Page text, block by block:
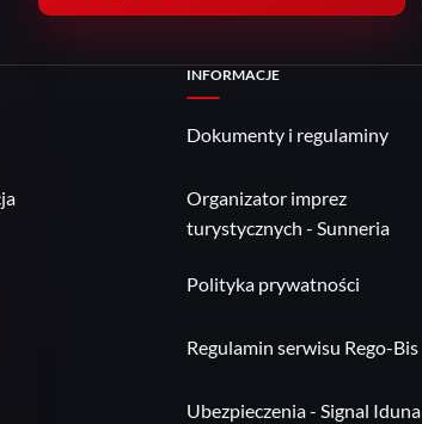
INFORMACJE
Dokumenty i regulaminy
Organizator imprez
turystycznych - Sunneria
Polityka prywatności
Regulamin serwisu Rego-Bis
Ubezpieczenia - Signal Iduna